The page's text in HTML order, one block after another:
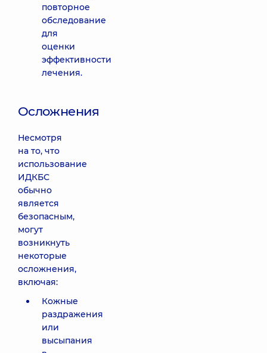
повторное
обследование
для
оценки
эффективности
лечения.
Осложнения
Несмотря
на то, что
использование
ИДКБС
обычно
является
безопасным,
могут
возникнуть
некоторые
осложнения,
включая:
Кожные
раздражения
или
высыпания